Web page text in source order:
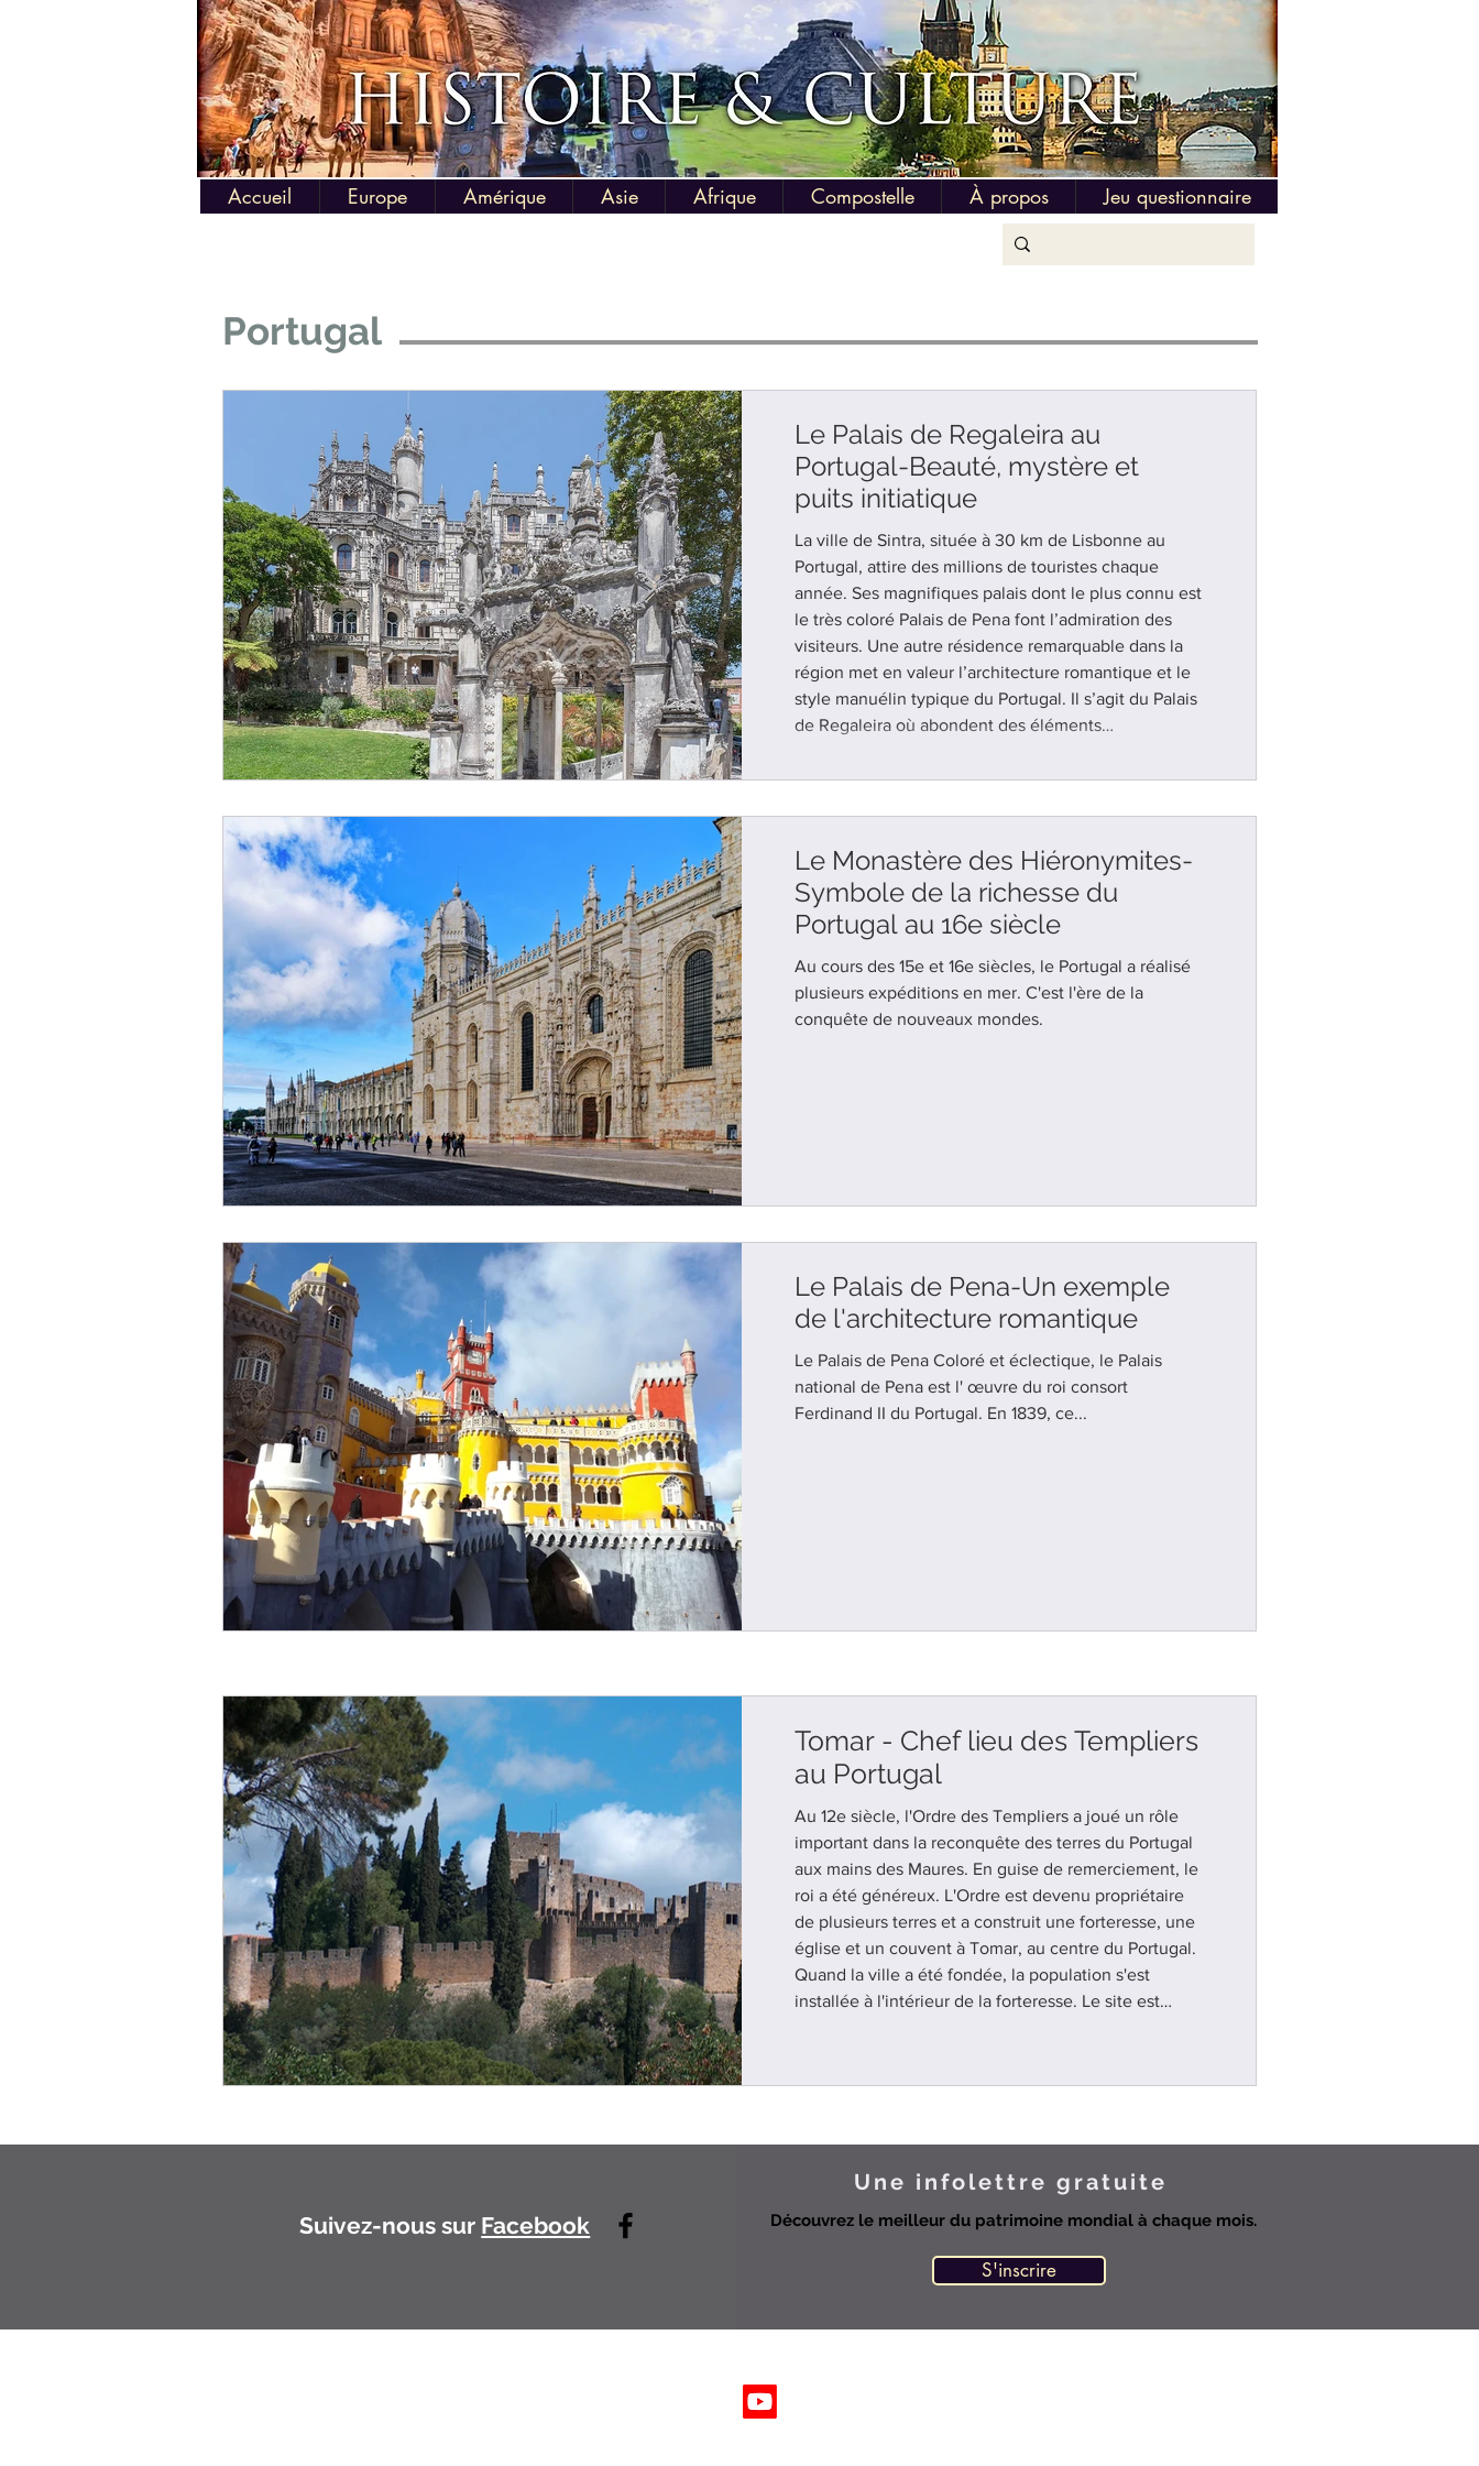
Accueil Europe Amérique Asie Afrique Compostelle À propos Jeu questionnaire
Portugal
Le Palais de Regaleira au
Portugal-Beauté, mystère et
puits initiatique
La ville de Sintra, située à 30 km de Lisbonne au
Portugal, attire des millions de touristes chaque
année. Ses magnifiques palais dont le plus connu est
le très coloré Palais de Pena font l’admiration des
visiteurs. Une autre résidence remarquable dans la
région met en valeur l’architecture romantique et le
style manuélin typique du Portugal. Il s’agit du Palais
de Regaleira où abondent des éléments
somptueux et un puits initiatique
Le Monastère des Hiéronymites-
Symbole de la richesse du
Portugal au 16e siècle
Au cours des 15e et 16e siècles, le Portugal a réalisé
plusieurs expéditions en mer. C'est l'ère de la
conquête de nouveaux mondes.
Le Palais de Pena-Un exemple
de l'architecture romantique
Le Palais de Pena Coloré et éclectique, le Palais
national de Pena est l' œuvre du roi consort
Ferdinand II du Portugal. En 1839, ce...
Tomar - Chef lieu des Templiers
au Portugal
Au 12e siècle, l'Ordre des Templiers a joué un rôle
important dans la reconquête des terres du Portugal
aux mains des Maures. En guise de remerciement, le
roi a été généreux. L'Ordre est devenu propriétaire
de plusieurs terres et a construit une forteresse, une
église et un couvent à Tomar, au centre du Portugal.
Quand la ville a été fondée, la population s'est
installée à l'intérieur de la forteresse. Le site est
Suivez-nous sur Facebook
Une infolettre gratuite
Découvrez le meilleur du patrimoine mondial à chaque mois.
S'inscrire